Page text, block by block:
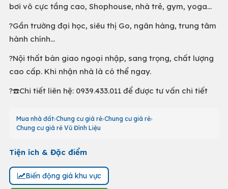
bơi vô cực tầng cao, Shophouse, nhà trẻ, gym, yoga...
?Gần trường đại học, siêu thị Go, ngân hàng, trung tâm
hành chính...
?Nội thất bàn giao ngoại nhập, sang trọng, chất lượng
cao cấp. Khi nhận nhà là có thể ngay.
?☎️Chi tiết liên hệ: 0939.433.011 để được tư vấn chi tiết
Mua nhà đất Chung cư giá rẻ Chung cư giá rẻ
Chung cư giá rẻ Vũ Đình Liệu
Tiện ích & Đặc điểm
Biến động giá khu vực